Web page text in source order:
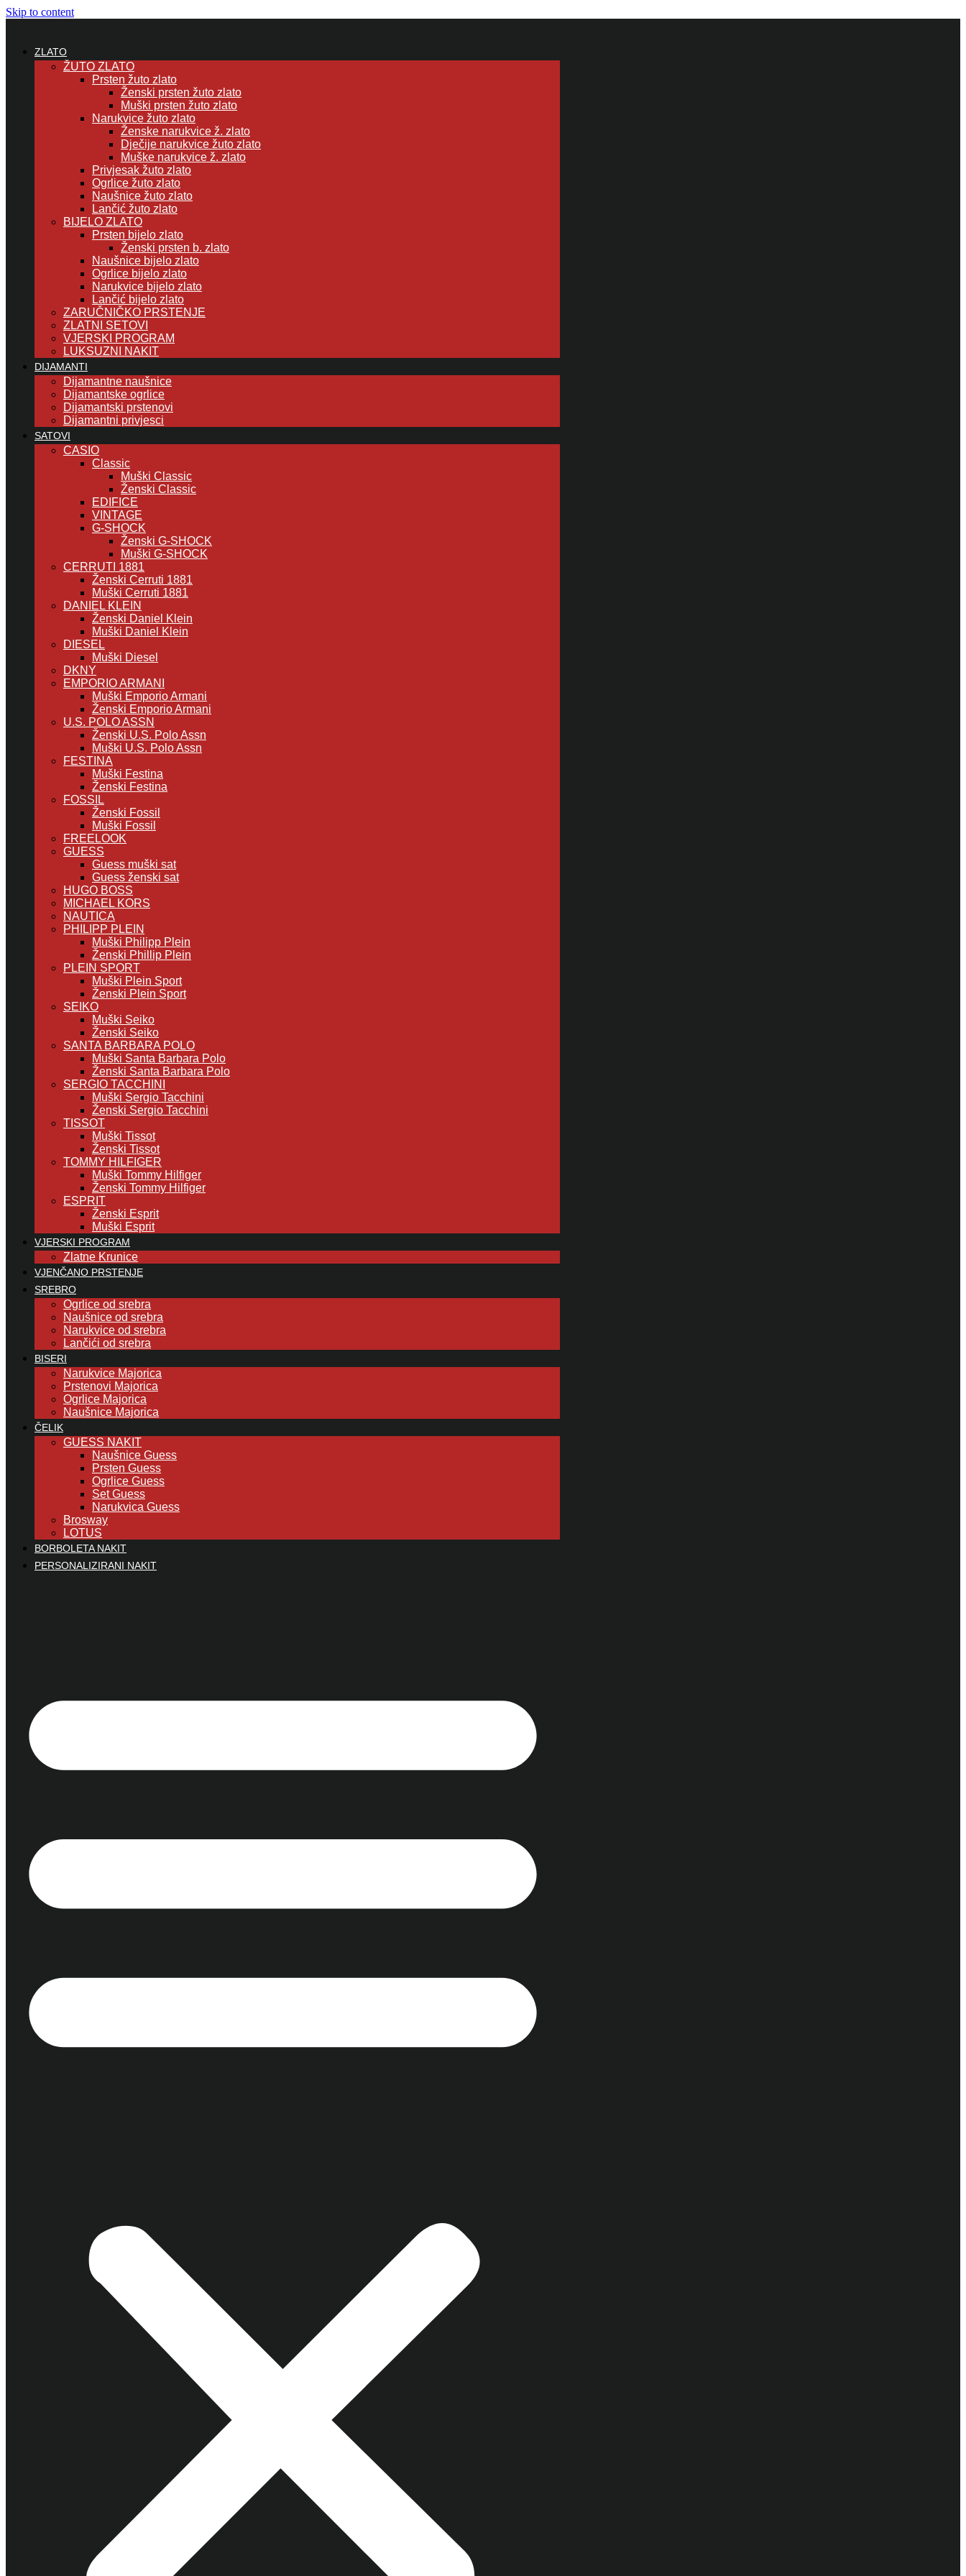
Skip to content
ZLATO
ŽUTO ZLATO
Prsten žuto zlato
Ženski prsten žuto zlato
Muški prsten žuto zlato
Narukvice žuto zlato
Ženske narukvice ž. zlato
Dječije narukvice žuto zlato
Muške narukvice ž. zlato
Privjesak žuto zlato
Ogrlice žuto zlato
Naušnice žuto zlato
Lančić žuto zlato
BIJELO ZLATO
Prsten bijelo zlato
Ženski prsten b. zlato
Naušnice bijelo zlato
Ogrlice bijelo zlato
Narukvice bijelo zlato
Lančić bijelo zlato
ZARUČNIČKO PRSTENJE
ZLATNI SETOVI
VJERSKI PROGRAM
LUKSUZNI NAKIT
DIJAMANTI
Dijamantne naušnice
Dijamantske ogrlice
Dijamantski prstenovi
Dijamantni privjesci
SATOVI
CASIO
Classic
Muški Classic
Ženski Classic
EDIFICE
VINTAGE
G-SHOCK
Ženski G-SHOCK
Muški G-SHOCK
CERRUTI 1881
Ženski Cerruti 1881
Muški Cerruti 1881
DANIEL KLEIN
Ženski Daniel Klein
Muški Daniel Klein
DIESEL
Muški Diesel
DKNY
EMPORIO ARMANI
Muški Emporio Armani
Ženski Emporio Armani
U.S. POLO ASSN
Ženski U.S. Polo Assn
Muški U.S. Polo Assn
FESTINA
Muški Festina
Ženski Festina
FOSSIL
Ženski Fossil
Muški Fossil
FREELOOK
GUESS
Guess muški sat
Guess ženski sat
HUGO BOSS
MICHAEL KORS
NAUTICA
PHILIPP PLEIN
Muški Philipp Plein
Ženski Phillip Plein
PLEIN SPORT
Muški Plein Sport
Ženski Plein Sport
SEIKO
Muški Seiko
Ženski Seiko
SANTA BARBARA POLO
Muški Santa Barbara Polo
Ženski Santa Barbara Polo
SERGIO TACCHINI
Muški Sergio Tacchini
Ženski Sergio Tacchini
TISSOT
Muški Tissot
Ženski Tissot
TOMMY HILFIGER
Muški Tommy Hilfiger
Ženski Tommy Hilfiger
ESPRIT
Ženski Esprit
Muški Esprit
VJERSKI PROGRAM
Zlatne Krunice
VJENČANO PRSTENJE
SREBRO
Ogrlice od srebra
Naušnice od srebra
Narukvice od srebra
Lančići od srebra
BISERI
Narukvice Majorica
Prstenovi Majorica
Ogrlice Majorica
Naušnice Majorica
ČELIK
GUESS NAKIT
Naušnice Guess
Prsten Guess
Ogrlice Guess
Set Guess
Narukvica Guess
Brosway
LOTUS
BORBOLETA NAKIT
PERSONALIZIRANI NAKIT